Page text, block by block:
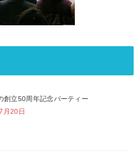
創立50周年記念パーティー
月20日